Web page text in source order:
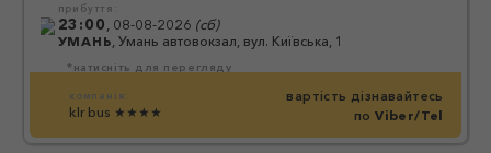
*натисніть для перегляду
прибуття:
23:00 08-08-2026 (сб)
УМАНЬ Умань автовокзал, вул. Київська, 1
компанія:
klr bus ★★★★
вартість дізнавайтесь
поViber/Tel